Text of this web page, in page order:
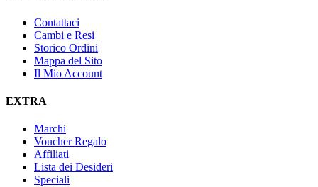
Contattaci
Cambi e Resi
Storico Ordini
Mappa del Sito
Il Mio Account
EXTRA
Marchi
Voucher Regalo
Affiliati
Lista dei Desideri
Speciali